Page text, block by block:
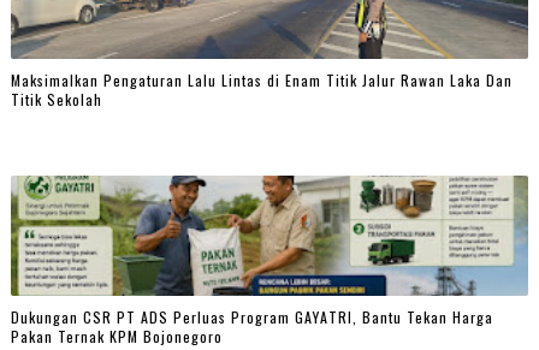
Maksimalkan Pengaturan Lalu Lintas di Enam Titik Jalur Rawan Laka Dan
Titik Sekolah
Dukungan CSR PT ADS Perluas Program GAYATRI, Bantu Tekan Harga
Pakan Ternak KPM Bojonegoro